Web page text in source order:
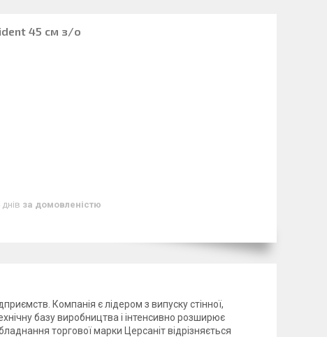
45 см з/о
за домовленістю
Компанія є лідером з випуску стінної,
базу виробництва і інтенсивно розширює
торгової марки Церсаніт відрізняється